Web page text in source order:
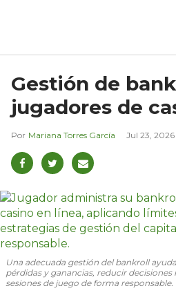
Gestión de
jugadores de
Mariana Torres García Jul 23, 2026
Una adecuada gestión del bankroll
pérdidas y ganancias, reducir
sesiones de juego de forma responsable.